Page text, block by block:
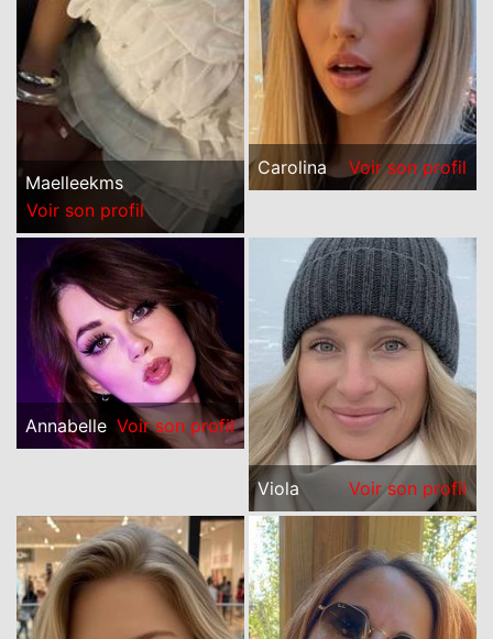
Maelleekms
Voir son profil
Carolina Voir son profil
Annabelle Voir son profil
Viola Voir son profil